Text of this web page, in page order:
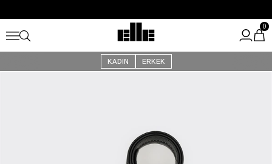
Kargo Ücretsiz!
KADIN ERKEK
0